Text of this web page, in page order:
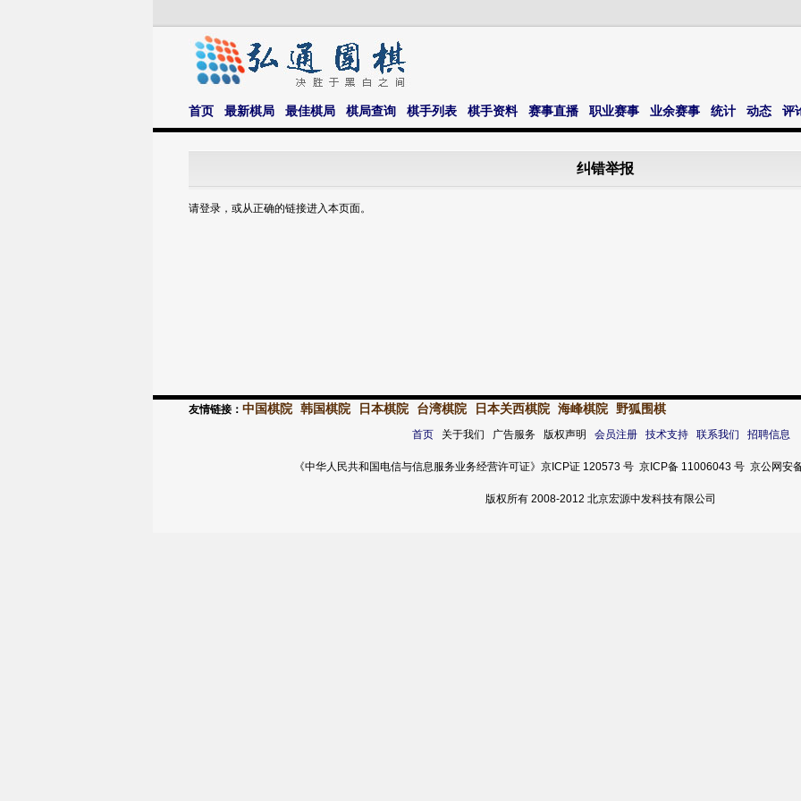
首页 最新棋局 最佳棋局 棋局查询 棋手列表 棋手资料 赛事直播 职业赛事 业余赛事 统计 动态 评
纠错举报
请登录，或从正确的链接进入本页面。
友情链接： 中国棋院 韩国棋院 日本棋院 台湾棋院 日本关西棋院 海峰棋院 野狐围棋
首页关于我们 广告服务 版权声明 会员注册 技术支持 联系我们 招聘信息
《中华人民共和国电信与信息服务业务经营许可证》京ICP证 120573 号 京ICP备 11006043 号 京公网安
版权所有 2008-2012 北京宏源中发科技有限公司